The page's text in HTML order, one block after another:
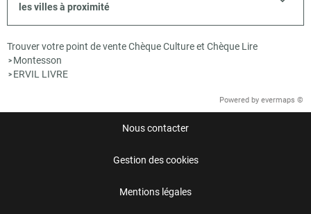
les villes à proximité
Trouver votre point de vente Chèque Culture et Chèque Lire
> Montesson
> ERVIL LIVRE
Powered by evermaps ©
Nous contacter
Gestion des cookies
Mentions légales